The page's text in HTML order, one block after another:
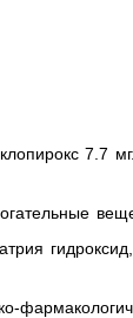
7.7 мг.